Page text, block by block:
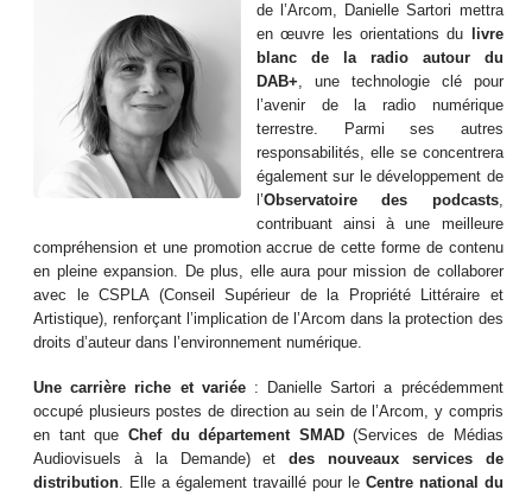
de l’Arcom, Danielle Sartori mettra
en œuvre les orientations du
livre
blanc de la radio autour du
DAB+, une technologie clé pour
l’avenir de la radio numérique
terrestre. Parmi ses autres
responsabilités, elle se concentrera
également sur le développement de
l’Observatoire des podcasts,
contribuant ainsi à une meilleure
compréhension et une promotion accrue de cette forme de contenu
en pleine expansion. De plus, elle aura pour mission de collaborer
avec le CSPLA (Conseil Supérieur de la Propriété Littéraire et
Artistique), renforçant l’implication de l’Arcom dans la protection des
droits d’auteur dans l’environnement numérique.
Une carrière riche et variée: Danielle Sartori a précédemment
occupé plusieurs postes de direction au sein de l’Arcom, y compris
en tant que Chef du département SMAD(Services de Médias
Audiovisuels à la Demande) etdes nouveaux services de
distribution. Elle a également travaillé pour le Centre national du